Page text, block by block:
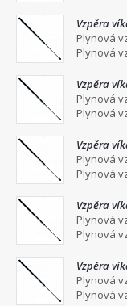
Vzpěra
Plynová
Plynová
Vzpěra
Plynová
Plynová
Vzpěra
Plynová
Plynová
Vzpěra
Plynová
Plynová
Vzpěra
Plynová
Plynová